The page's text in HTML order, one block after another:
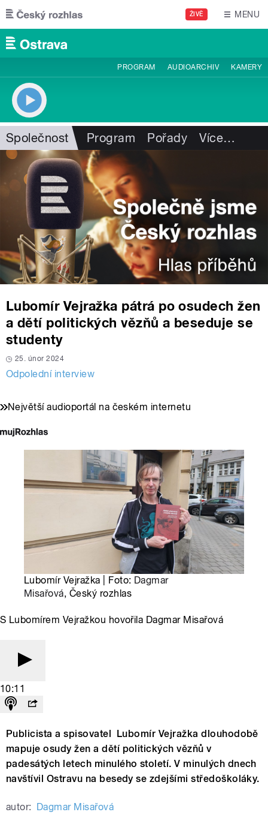
Přejít k hlavnímu obsahu
ŽIVĚ MENU
PROGRAM AUDIOARCHIV KAMERY
Společnost Program Pořady Více…
Lubomír Vejražka pátrá po osudech žen
a dětí politických vězňů a beseduje se
studenty
25. únor 2024
Odpolední interview
Největší audioportál na českém internetu
Lubomír Vejražka | Foto: Dagmar
Misařová, Český rozhlas
S Lubomírem Vejražkou hovořila Dagmar Misařová
10:11
Publicista a spisovatel Lubomír Vejražka dlouhodobě
mapuje osudy žen a dětí politických vězňů v
padesátých letech minulého století. V minulých dnech
navštívil Ostravu na besedy se zdejšími středoškoláky.
autor: Dagmar Misařová